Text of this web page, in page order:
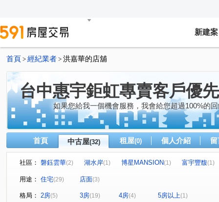
新建案
首頁 > 經紀業者 > 洪嘉華的店舖
台中惠宇鉅虹專賣客戶優先
如果您給我一個機會服務，我會給您超過100%的
首頁 中古屋(32) 租屋(0) 個人介紹
社區： 磐鈺雲華(2) 湖水岸(1) 博星MANSION(1) 富宇豐馥(1)
勝美術二期雲門登峰
惠宇宇山鄰
惠宇晶華 (1) 元城上萃(1) 太子劍橋
用途： 住宅(29) 店面(3)
格局： 2房(5) 3房(19) 4房(4) 5房以上(1)